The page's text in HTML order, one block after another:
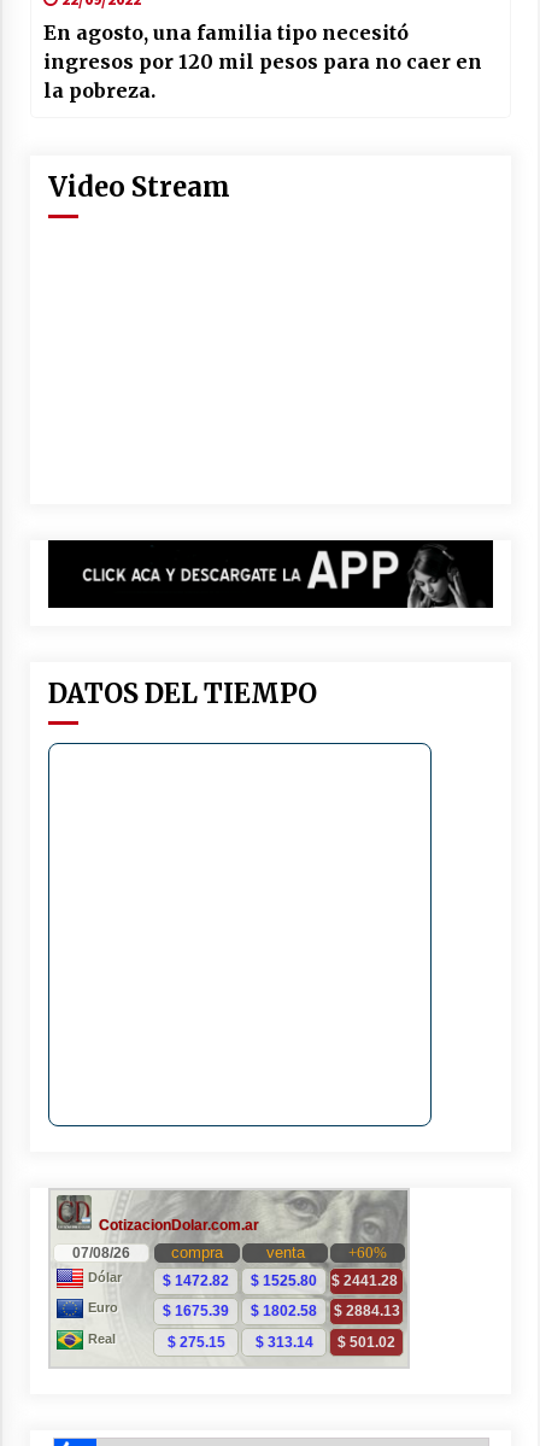
En agosto, una familia tipo necesitó
ingresos por 120 mil pesos para no caer en
la pobreza.
Video Stream
DATOS DEL TIEMPO